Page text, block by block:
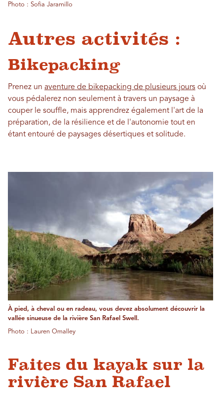
Photo : Sofia Jaramillo
Autres activités :
Bikepacking
Prenez un aventure de bikepacking de plusieurs jours où
vous pédalerez non seulement à travers un paysage à
couper le souffle, mais apprendrez également l'art de la
préparation, de la résilience et de l'autonomie tout en
étant entouré de paysages désertiques et solitude.
À pied, à cheval ou en radeau, vous devez absolument découvrir la
vallée sinueuse de la rivière San Rafael Swell.
Photo : Lauren Omalley
Faites du kayak sur la
rivière San Rafael